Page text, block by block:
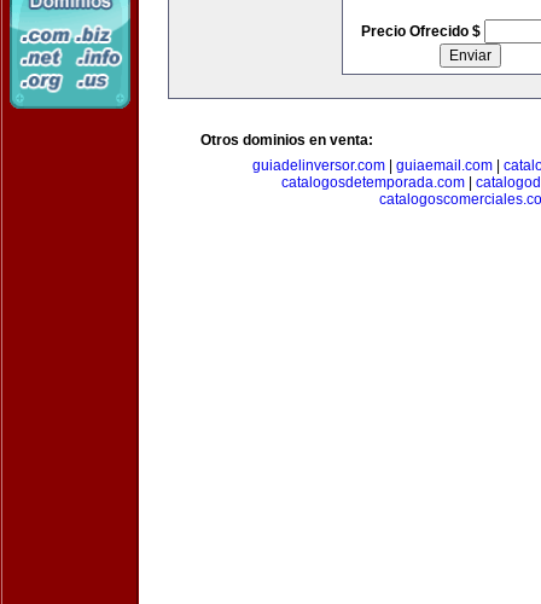
Precio Ofrecido $
Otros dominios en venta:
guiadelinversor.com| guiaemail.com|
catalogosdetemporada.com|